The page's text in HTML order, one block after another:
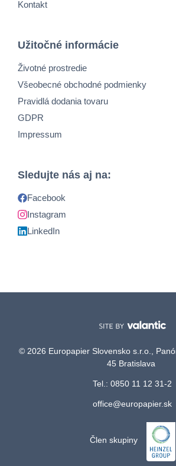
Kontakt
Užitočné informácie
Životné prostredie
Všeobecné obchodné podmienky
Pravidlá dodania tovaru
GDPR
Impressum
Sledujte nás aj na:
Facebook
Instagram
LinkedIn
© 2026 Europapier Slovensko s.r.o.,
45 Bratislava
Tel.: 0850 11 12 31-2
office@europapier.sk
Člen skupiny